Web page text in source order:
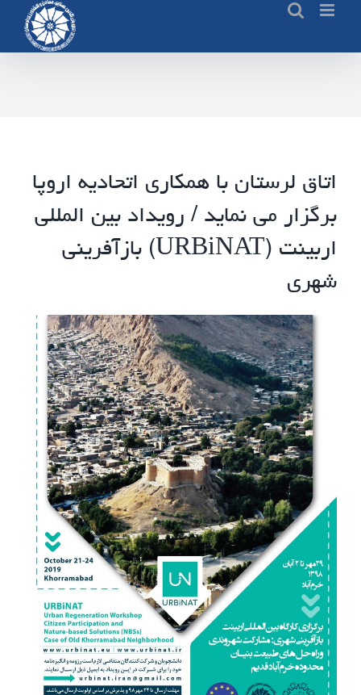
content
اتاق لرستان با همکاری اتحادیه اروپا
برگزار می نماید / رویداد بین المللی
اربینت (URBiNAT) بازآفرینی
شهری